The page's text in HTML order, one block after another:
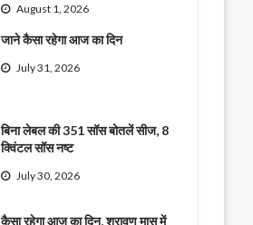
August 1, 2026
जाने कैसा रहेगा आज का दिन
July 31, 2026
बिना लेबल की 351 सॉस बोतलें सीज, 8
क्विंटल सॉस नष्ट
July 30, 2026
कैसा रहेगा आज का दिन, श्रावण मास में